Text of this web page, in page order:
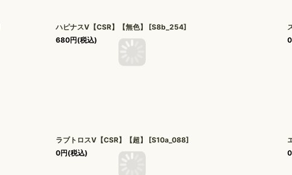
ハピナスV【CSR】【無色】 [S8b_254]
680円(税込)
0
ラブトロスV【CSR】【超】 [S10a_088]
0円(税込)
0